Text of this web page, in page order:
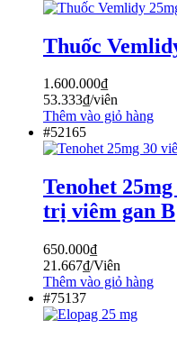
Thuốc
1.600.000₫
53.333₫/viên
Thêm vào giỏ hàng
#52165
Tenohet
trị viêm gan B
650.000₫
21.667₫/Viên
Thêm vào giỏ hàng
#75137